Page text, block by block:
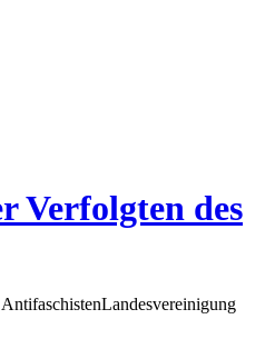
Verfolgten des
Landesvereinigung